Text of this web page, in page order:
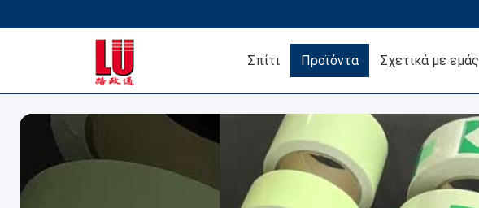
Σπίτι Προϊόντα Σχετικά με εμάς